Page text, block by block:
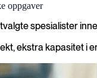
og
oppgaver
spesialister
ekstra kapasitet i